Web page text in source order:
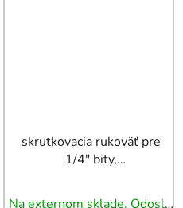
skrutkovacia rukoväť pre
1/4" bity,
TRIUMF
Na externom sklade. Odoslanie 3 - 5 prac. dní.